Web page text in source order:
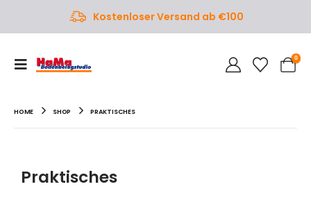
Kostenloser Versand ab €100
Angebote bis zu 50% reduziert
0
HOME SHOP PRAKTISCHES
Praktisches